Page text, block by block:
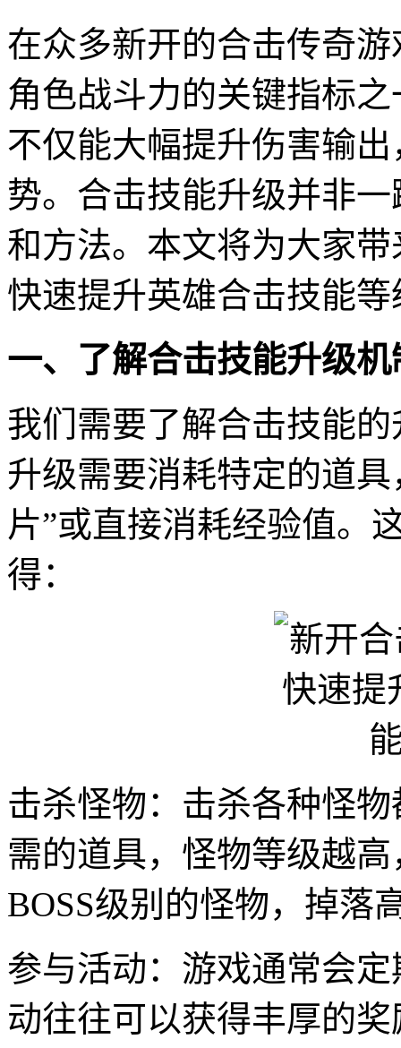
在众多新开的合击传奇
角色战斗力的关键指标
不仅能大幅提升伤害输
势。合击技能升级并非
和方法。本文将为大家
快速提升英雄合击技能等
一、了解合击技能升级机
我们需要了解合击技能
升级需要消耗特定的道
片”或直接消耗经验值。
得：
击杀怪物：击杀各种怪
需的道具，怪物等级越
BOSS级别的怪物，掉落
参与活动：游戏通常会
动往往可以获得丰厚的